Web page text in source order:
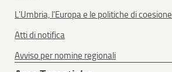
L'Umbria, l'Europa e le politiche di coesione
Atti di notifica
Avviso per nomine regionali